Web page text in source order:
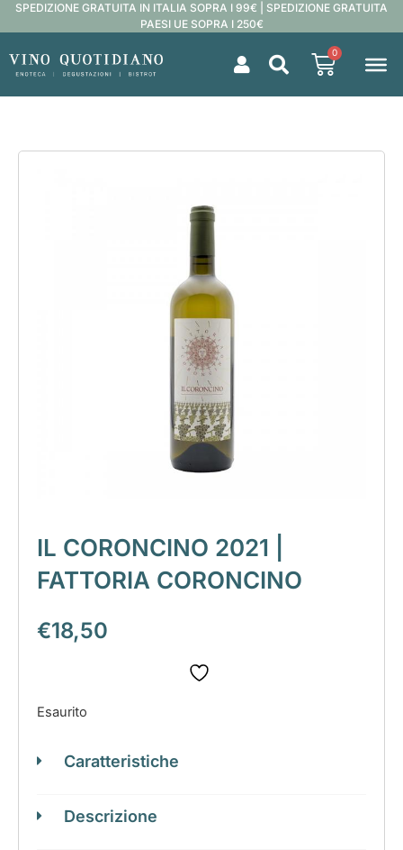
SPEDIZIONE GRATUITA IN ITALIA SOPRA I 99€ | SPEDIZIONE GRATUITA
PAESI UE SOPRA I 250€
0
IL CORONCINO 2021 |
FATTORIA CORONCINO
€18,50
Esaurito
Caratteristiche
Descrizione